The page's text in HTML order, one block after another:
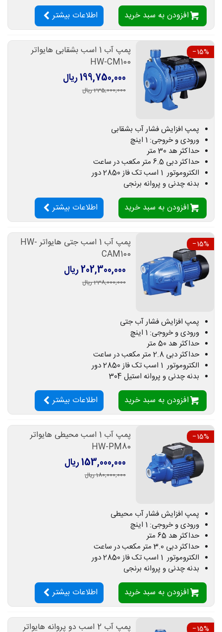
افزودن به سبد خرید اطلاعات بیشتر
‎−15%
پمپ آب 1 اسب بشقابی هایواتر
HW-CM100
199,750,000 ریال
235,000,000 ریال
پمپ افزایش فشار آب بشقابی
ورودی و خروجی: 1 اینچ
حداکثر هد 30 متر
حداکثر دبی 6.5 متر مکعب در ساعت
الکتروموتور 1 اسب تک فاز 2850 دور
بدنه چدنی و پروانه برنجی
افزودن به سبد خرید اطلاعات بیشتر
‎−15%
پمپ آب 1 اسب جتی هایواتر HW-
CAM100
202,300,000 ریال
238,000,000 ریال
پمپ افزایش فشار آب جتی
ورودی و خروجی: 1 اینچ
حداکثر هد 50 متر
حداکثر دبی 2.8 متر مکعب در ساعت
الکتروموتور 1 اسب تک فاز 2850 دور
بدنه چدنی و پروانه استیل 304
افزودن به سبد خرید اطلاعات بیشتر
‎−15%
پمپ آب 1 اسب محیطی هایواتر
HW-PM80
153,000,000 ریال
180,000,000 ریال
پمپ افزایش فشار آب محیطی
ورودی و خروجی: 1 اینچ
حداکثر هد 65 متر
حداکثر دبی 3.0 متر مکعب در ساعت
الکتروموتور 1 اسب تک فاز 2850 دور
بدنه چدنی و پروانه برنجی
افزودن به سبد خرید اطلاعات بیشتر
‎−15% پمپ آب 2 اسب دو پروانه هایواتر